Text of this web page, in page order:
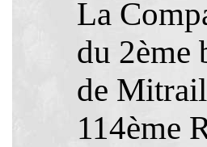
La
du 2ème
de
114ème